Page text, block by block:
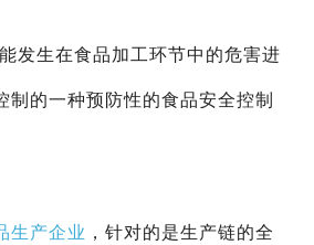
发生在食品加工环节中的危害进
制的一种预防性的食品安全控制
生产企业 ，针对的是生产链的全